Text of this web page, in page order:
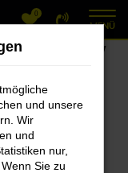
0
MENÜ
VW
und unsere
Wir
und
nur,
Sie zu